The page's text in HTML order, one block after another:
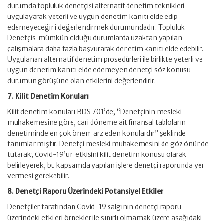
durumda topluluk denetçisi alternatif denetim teknikleri
uygulayarak yeterli ve uygun denetim kanıtı elde edip
edemeyeceğini değerlendirmek durumundadır. Topluluk
Denetçisi mümkün olduğu durumlarda uzaktan yapılan
çalışmalara daha fazla başvurarak denetim kanıtı elde edebilir.
Uygulanan alternatif denetim prosedürleri ile birlikte yeterli ve
uygun denetim kanıtı elde edemeyen denetçi söz konusu
durumun görüşüne olan etkilerini değerlendirir.
7. Kilit Denetim Konuları
Kilit denetim konuları BDS 701’de; “Denetçinin mesleki
muhakemesine göre, cari döneme ait finansal tabloların
denetiminde en çok önem arz eden konulardır” şeklinde
tanımlanmıştır. Denetçi mesleki muhakemesini de göz önünde
tutarak; Covid-19’un etkisini kilit denetim konusu olarak
belirleyerek, bu kapsamda yapılan işlere denetçi raporunda yer
vermesi gerekebilir.
8. Denetçi Raporu Üzerindeki Potansiyel Etkiler
Denetçiler tarafından Covid-19 salgının denetçi raporu
üzerindeki etkileri örnekler ile sınırlı olmamak üzere aşağıdaki